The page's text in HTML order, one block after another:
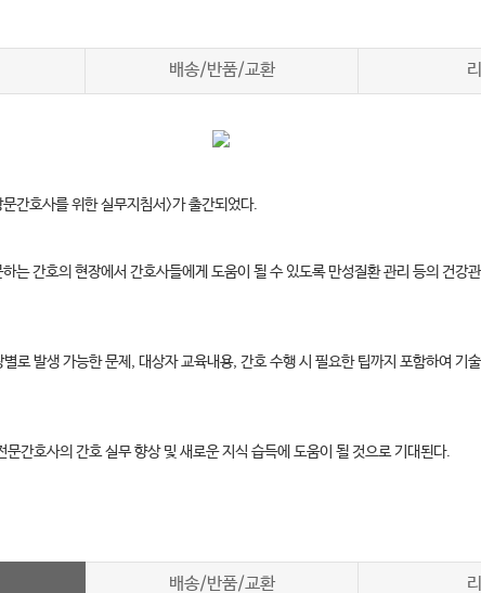
배송/반품/교환
간호사를 위한 실무지침서>가 출간되었다.
는 간호의 현장에서 간호사들에게 도움이 될 수 있도록 만성질환 관리 등의 건
로 발생 가능한 문제, 대상자 교육내용, 간호 수행 시 필요한 팁까지 포함하여 기
간호사의 간호 실무 향상 및 새로운 지식 습득에 도움이 될 것으로 기대된다.
배송/반품/교환